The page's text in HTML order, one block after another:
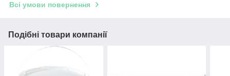
Всі умови повернення
Подібні товари компанії